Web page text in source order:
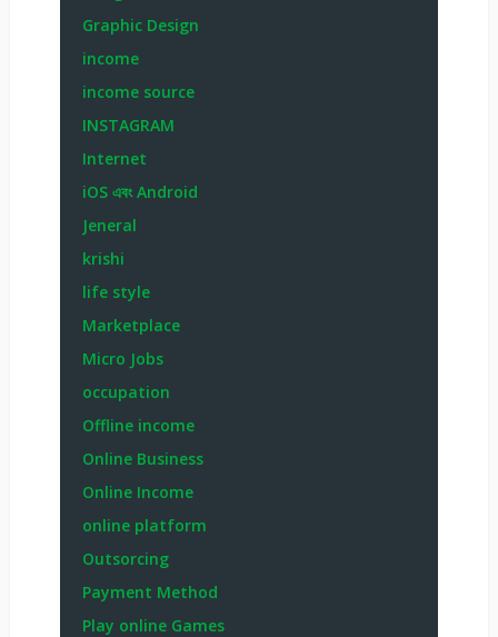
Graphic Design
income
income source
INSTAGRAM
Internet
iOS এবং Android
Jeneral
krishi
life style
Marketplace
Micro Jobs
occupation
Offline income
Online Business
Online Income
online platform
Outsorcing
Payment Method
Play online Games